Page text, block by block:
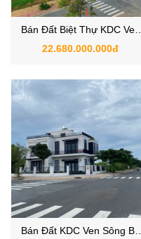
Bán Đất Biệt Thự KDC Ven
Sông Bộ Công Anh Tổng Cục
22.680.000.000đ
Bán Đất KDC Ven Sông Bộ